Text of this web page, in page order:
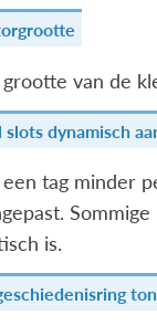
van de
slots dynamisch
tag minder
is.